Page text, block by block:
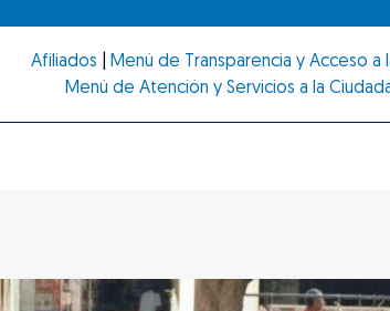
Afiliados Menú de Transparencia y Acceso a
Menú de Atención y Servicios a la